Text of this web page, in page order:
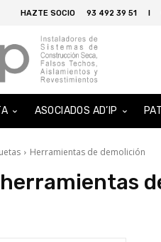
HAZTE SOCIO 93 492 39 51 I
ASOCIADOS AD’IP
Herramientas de demolición
herramientas